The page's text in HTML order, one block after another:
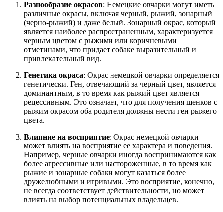
Разнообразие окрасов: Немецкие овчарки могут иметь
различные окрасы, включая черный, рыжий, зонарный
(черно-рыжий) и даже белый. Зонарный окрас, который
является наиболее распространенным, характеризуется
черным цветом с рыжими или коричневыми
отметинами, что придает собаке выразительный и
привлекательный вид.
Генетика окраса: Окрас немецкой овчарки определяется
генетически. Ген, отвечающий за черный цвет, является
доминантным, в то время как рыжий цвет является
рецессивным. Это означает, что для получения щенков с
рыжим окрасом оба родителя должны нести ген рыжего
цвета.
Влияние на восприятие: Окрас немецкой овчарки
может влиять на восприятие ее характера и поведения.
Например, черные овчарки иногда воспринимаются как
более агрессивные или настороженные, в то время как
рыжие и зонарные собаки могут казаться более
дружелюбными и игривыми. Это восприятие, конечно,
не всегда соответствует действительности, но может
влиять на выбор потенциальных владельцев.